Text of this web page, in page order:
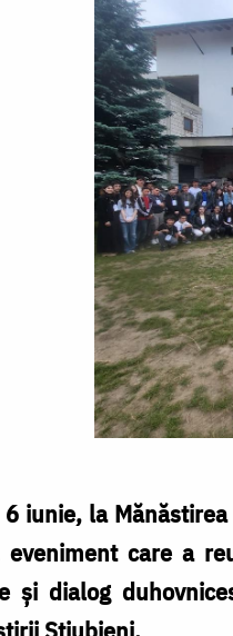
iunie, la
eveniment care a
și dialog